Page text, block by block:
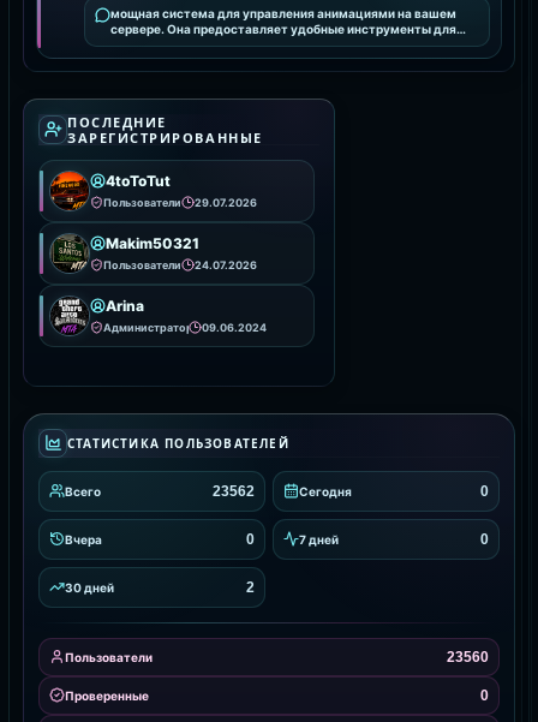
мощная система для управления анимациями на вашем
сервере. Она предоставляет удобные инструменты для
интеграции и настройки анимаций, улучшая визуальное
ПОСЛЕДНИЕ
ЗАРЕГИСТРИРОВАННЫЕ
4toToTut
Пользователи 29.07.2026
Makim50321
Пользователи 24.07.2026
Arina
Администраторы09.06.2024
СТАТИСТИКА ПОЛЬЗОВАТЕЛЕЙ
Всего 23562 Сегодня 0
Вчера 0 7 дней 0
30 дней 2
Пользователи 23560
Проверенные 0